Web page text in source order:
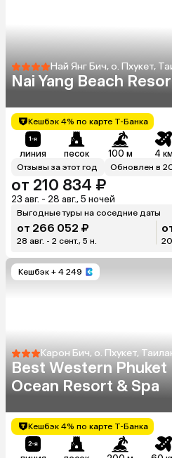
Най Янг Бич, о. Пхукет,
Nai Yang Beach
Кешбэк 4% по карте Т-Банка
линия песок 100 м 4 км
Отзывы за этот год Обновлен в
от 210 834 ₽
23 авг. - 28 авг., 5 ночей
Выгодные туры на соседние даты
от 266 052 ₽
28 авг. - 2 сент., 5 н.
Кешбэк + 4 249
Карон Бич, о. Пхукет,
Best Western Phuket
Ocean Resort & Spa
Кешбэк 4% по карте Т-Банка